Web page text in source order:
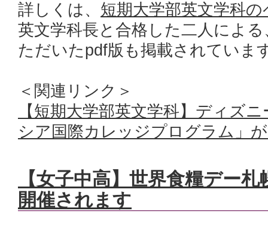
詳しくは、 短期大学部英文学科の
英文学科長と合格した二人によ
ただいたpdf版も掲載されていま
＜関連リンク＞
【短期大学部英文学科】ディズ
シア国際カレッジプログラム」
【女子中高】世界食糧デー
開催されます